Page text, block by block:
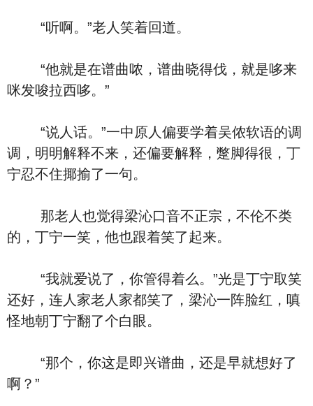
“听啊。”老人笑着回道。
“他就是在谱曲哝，谱曲晓得伐，就是哆来
咪发唆拉西哆。”
“说人话。”一中原人偏要学着吴侬软语的调
调，明明解释不来，还偏要解释，蹩脚得很，丁
宁忍不住揶揄了一句。
那老人也觉得梁沁口音不正宗，不伦不类
的，丁宁一笑，他也跟着笑了起来。
“我就爱说了，你管得着么。”光是丁宁取笑
还好，连人家老人家都笑了，梁沁一阵脸红，嗔
怪地朝丁宁翻了个白眼。
“那个，你这是即兴谱曲，还是早就想好了
啊？”